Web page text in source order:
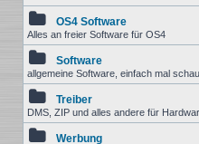
OS4 Software
Alles an freier Software für OS4
Software
allgemeine Software, einfach mal
Treiber
DMS, ZIP und alles andere für
Werbung